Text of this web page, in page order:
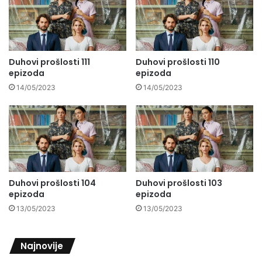
Duhovi prošlosti 111
epizoda
14/05/2023
Duhovi prošlosti 110
epizoda
14/05/2023
Duhovi prošlosti 104
epizoda
13/05/2023
Duhovi prošlosti 103
epizoda
13/05/2023
Najnovije